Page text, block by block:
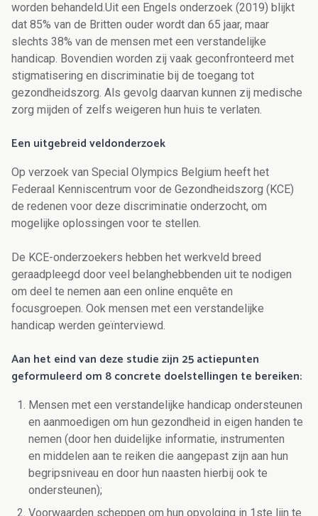
worden behandeld.Uit een Engels onderzoek (2019) blijkt
dat 85% van de Britten ouder wordt dan 65 jaar, maar
slechts 38% van de mensen met een verstandelijke
handicap. Bovendien worden zij vaak geconfronteerd met
stigmatisering en discriminatie bij de toegang tot
gezondheidszorg. Als gevolg daarvan kunnen zij medische
zorg mijden of zelfs weigeren hun huis te verlaten.
Een uitgebreid veldonderzoek
Op verzoek van Special Olympics Belgium heeft het
Federaal Kenniscentrum voor de Gezondheidszorg (KCE)
de redenen voor deze discriminatie onderzocht, om
mogelijke oplossingen voor te stellen.
De KCE-onderzoekers hebben het werkveld breed
geraadpleegd door veel belanghebbenden uit te nodigen
om deel te nemen aan een online enquête en
focusgroepen. Ook mensen met een verstandelijke
handicap werden geïnterviewd.
Aan het eind van deze studie zijn 25 actiepunten
geformuleerd om 8 concrete doelstellingen te bereiken:
Mensen met een verstandelijke handicap ondersteunen
en aanmoedigen om hun gezondheid in eigen handen te
nemen (door hen duidelijke informatie, instrumenten
en middelen aan te reiken die aangepast zijn aan hun
begripsniveau en door hun naasten hierbij ook te
ondersteunen);
Voorwaarden scheppen om hun opvolging in 1ste lijn te